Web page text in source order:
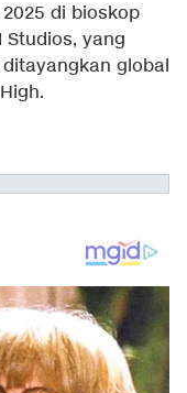
di bioskop
Studios, yang
global